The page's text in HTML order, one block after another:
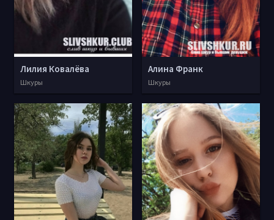
Лилия Ковалёва
Шкуры
Алина Франк
Шкуры